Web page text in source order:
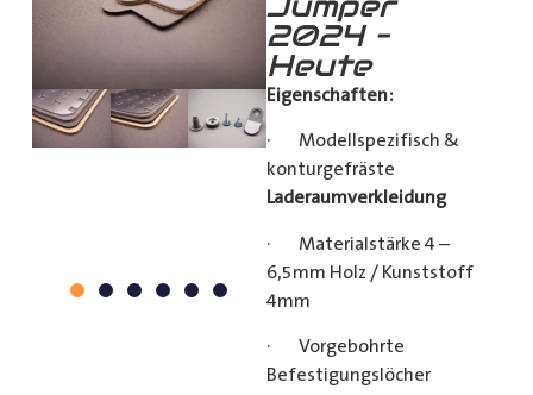
2024 –
Heute
Eigenschaften:
· Modellspezifisch &
konturgefräste
Laderaumverkleidung
· Materialstärke 4 –
6,5mm Holz / Kunststoff
4mm
· Vorgebohrte
Befestigungslöcher